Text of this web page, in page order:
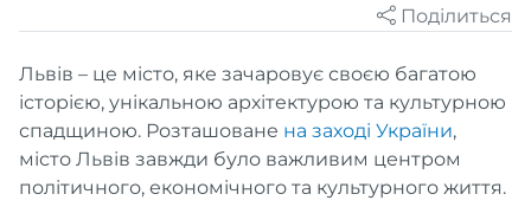
Поділиться
Львів – це місто, яке зачаровує своєю багатою
історією, унікальною архітектурою та культурною
спадщиною. Розташоване на заході України,
місто Львів завжди було важливим центром
політичного, економічного та культурного життя.